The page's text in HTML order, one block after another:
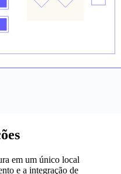
em um único local
e a integração de